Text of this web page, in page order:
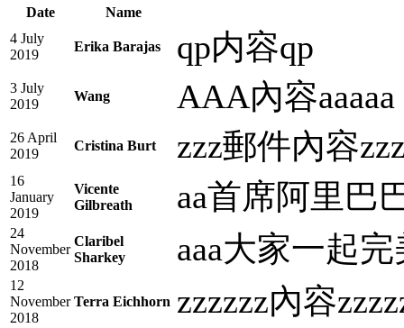
Date
Name
4 July
2019
Erika Barajas qp内容qp
3 July
2019
Wang AAA內容aaaaa
26 April
2019
Cristina Burt zzz郵件內容
16
January
2019
Vicente
Gilbreath
aa首席阿里巴
24
November
2018
Claribel
Sharkey
aaa大家一起完
12
November
2018
Terra Eichhorn zzzzzz內容